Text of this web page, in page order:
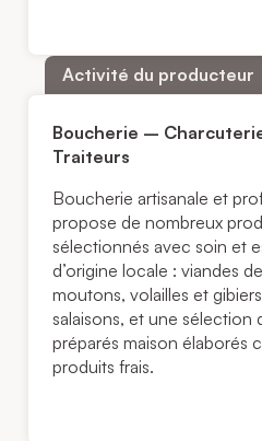
Activité du producteur
Boucherie –
Traiteurs
Boucherie artisanale et
propose de nombreux
sélectionnés avec soin et
d’origine locale : viandes
moutons, volailles et
salaisons, et une sélection
préparés maison élaborés
produits frais.